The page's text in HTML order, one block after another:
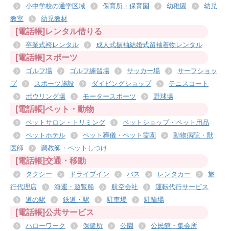
小中学校の通学区域 保育所・保育園 幼稚園
幼児
教室
幼児教材
[電話帳]レンタル借りる
卒業式袴レンタル 成人式振袖結婚式留袖着物レンタル
[電話帳]スポーツ
ゴルフ場 ゴルフ練習場 サッカー場
サーフショッ
プ
スポーツ施設 ダイビングショップ
テニスコート
ボウリング場
モータースポーツ 野球場
[電話帳]ペット・動物
ペットサロン・トリミング
ペットショップ・ペット用品
ペットホテル
ペット葬儀・ペット霊園
動物病院・獣
医師
調教師・ペットしつけ
[電話帳]交通・移動
タクシー ドライブイン バス レンタカー
旅
行代理店
海運・遊覧船 航空会社
運転代行サービス
道の駅
鉄道・駅 駐車場 駐輪場
[電話帳]公共サービス
ハローワーク 保健所 公園 公民館・集会所